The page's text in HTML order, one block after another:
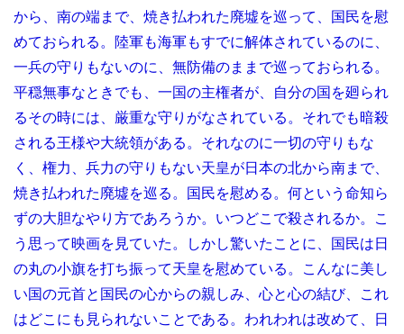
から、南の端まで、焼き払われた廃墟を巡って、国民を慰
めておられる。陸軍も海軍もすでに解体されているのに、
一兵の守りもないのに、無防備のままで巡っておられる。
平穏無事なときでも、一国の主権者が、自分の国を廻られ
るその時には、厳重な守りがなされている。それでも暗殺
される王様や大統領がある。それなのに一切の守りもな
く、権力、兵力の守りもない天皇が日本の北から南まで、
焼き払われた廃墟を巡る。国民を慰める。何という命知ら
ずの大胆なやり方であろうか。いつどこで殺されるか。こ
う思って映画を見ていた。しかし驚いたことに、国民は日
の丸の小旗を打ち振って天皇を慰めている。こんなに美し
い国の元首と国民の心からの親しみ、心と心の結び、これ
はどこにも見られないことである。われわれは改めて、日